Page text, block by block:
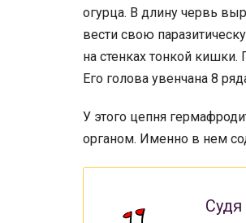
огурца. В длину червь
вести свою
на стенках тонкой
Его голова увенчана 8
У этого цепня
органом. Именно в нем